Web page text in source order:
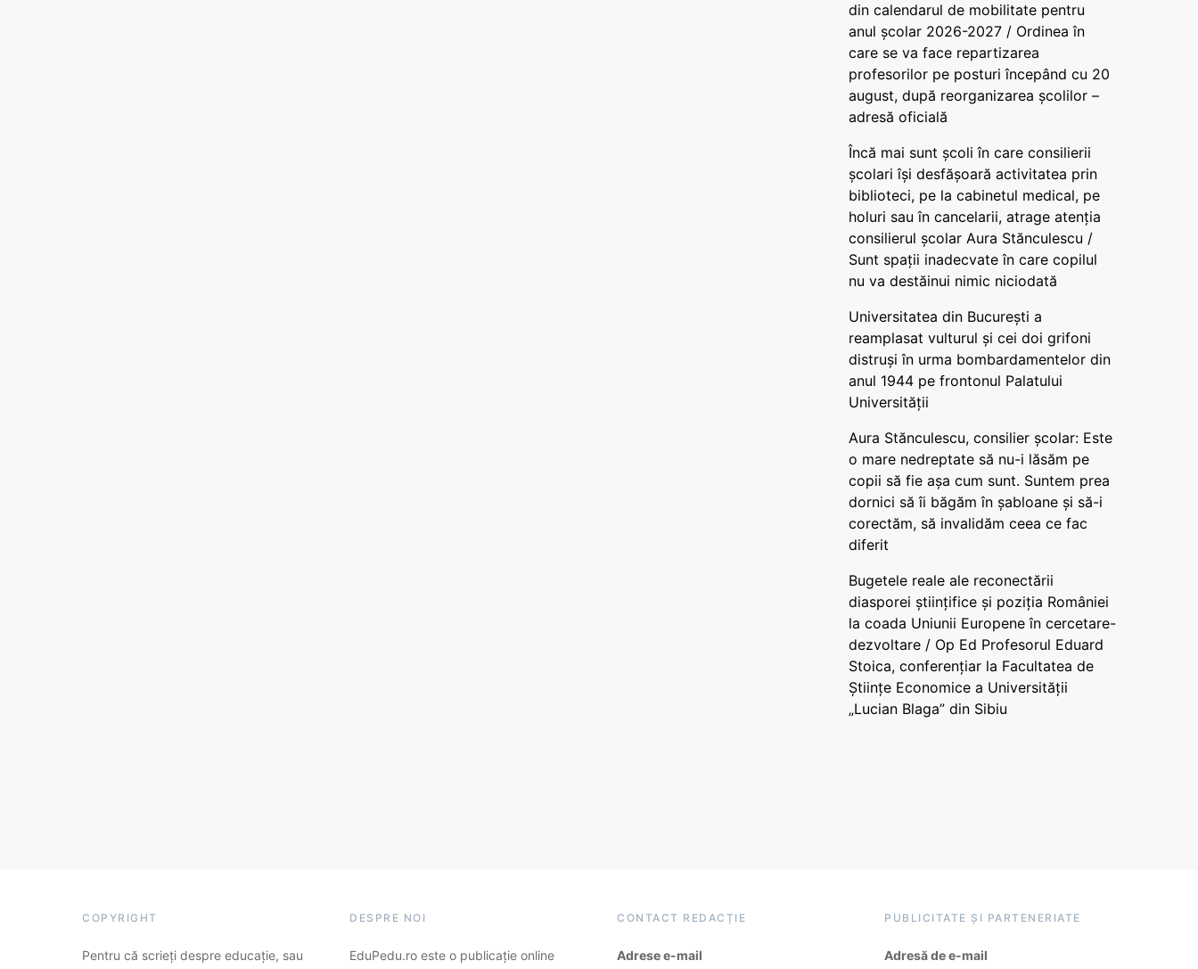
din calendarul de mobilitate pentru
anul școlar 2026-2027 / Ordinea în
care se va face repartizarea
profesorilor pe posturi începând cu 20
august, după reorganizarea școlilor –
adresă oficială
Încă mai sunt școli în care consilierii
școlari își desfășoară activitatea prin
biblioteci, pe la cabinetul medical, pe
holuri sau în cancelarii, atrage atenția
consilierul școlar Aura Stănculescu /
Sunt spații inadecvate în care copilul
nu va destăinui nimic niciodată
Universitatea din București a
reamplasat vulturul și cei doi grifoni
distruși în urma bombardamentelor din
anul 1944 pe frontonul Palatului
Universității
Aura Stănculescu, consilier școlar: Este
o mare nedreptate să nu-i lăsăm pe
copii să fie așa cum sunt. Suntem prea
dornici să îi băgăm în șabloane și să-i
corectăm, să invalidăm ceea ce fac
diferit
Bugetele reale ale reconectării
diasporei științifice și poziția României
la coada Uniunii Europene în cercetare-
dezvoltare / Op Ed Profesorul Eduard
Stoica, conferențiar la Facultatea de
Științe Economice a Universității
„Lucian Blaga” din Sibiu
COPYRIGHT
Pentru că scrieți despre educație, sau
DESPRE NOI
EduPedu.ro este o publicație online
CONTACT REDACȚIE
Adrese e-mail
PUBLICITATE ȘI PARTENERIATE
Adresă de e-mail